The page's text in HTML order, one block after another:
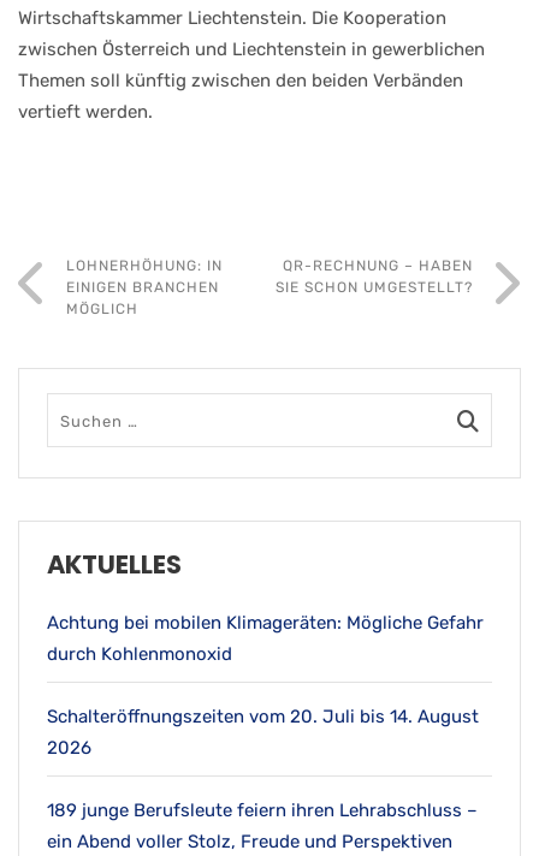
Wirtschaftskammer Liechtenstein. Die Kooperation
zwischen Österreich und Liechtenstein in gewerblichen
Themen soll künftig zwischen den beiden Verbänden
vertieft werden.
LOHNERHÖHUNG: IN
EINIGEN BRANCHEN
MÖGLICH
QR-RECHNUNG – HABEN
SIE SCHON UMGESTELLT?
AKTUELLES
Achtung bei mobilen Klimageräten: Mögliche Gefahr
durch Kohlenmonoxid
Schalteröffnungszeiten vom 20. Juli bis 14. August
2026
189 junge Berufsleute feiern ihren Lehrabschluss –
ein Abend voller Stolz, Freude und Perspektiven